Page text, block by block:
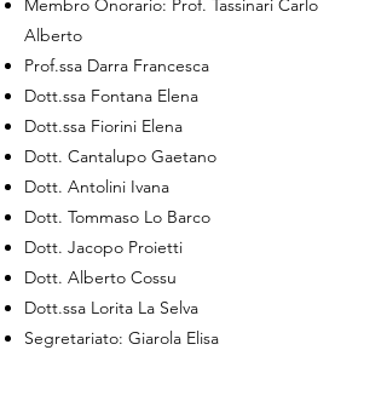
Membro Onorario: Prof. Tassinari Carlo
Alberto
Prof.ssa Darra Francesca
Dott.ssa Fontana Elena
Dott.ssa Fiorini Elena
Dott. Cantalupo Gaetano
Dott. Antolini Ivana
Dott. Tommaso Lo Barco
Dott. Jacopo Proietti
Dott. Alberto Cossu
Dott.ssa Lorita La Selva
Segretariato: Giarola Elisa